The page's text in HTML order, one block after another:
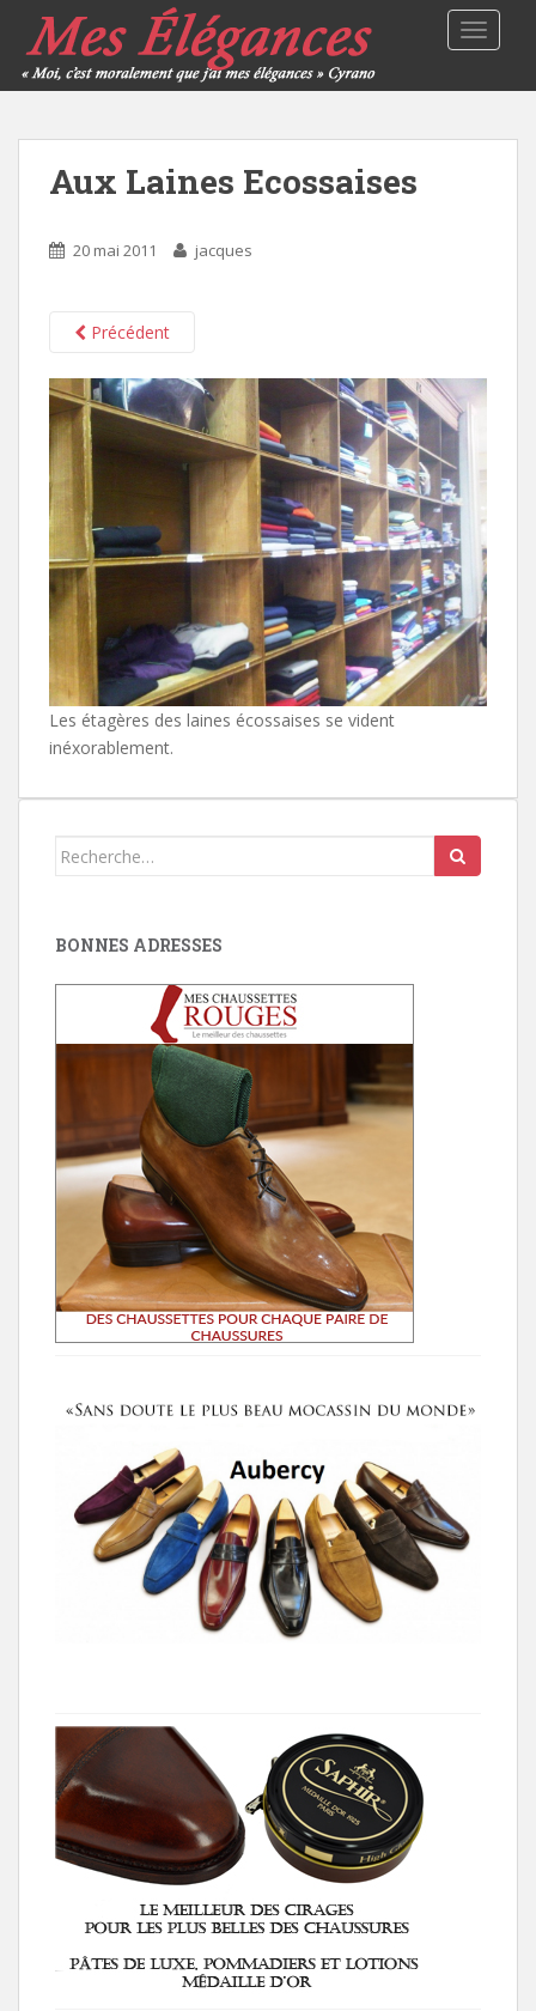
Aux Laines Ecossaises
20 mai 2011 jacques
Précédent
Les étagères des laines écossaises se vident
inéxorablement.
Search
BONNES ADRESSES